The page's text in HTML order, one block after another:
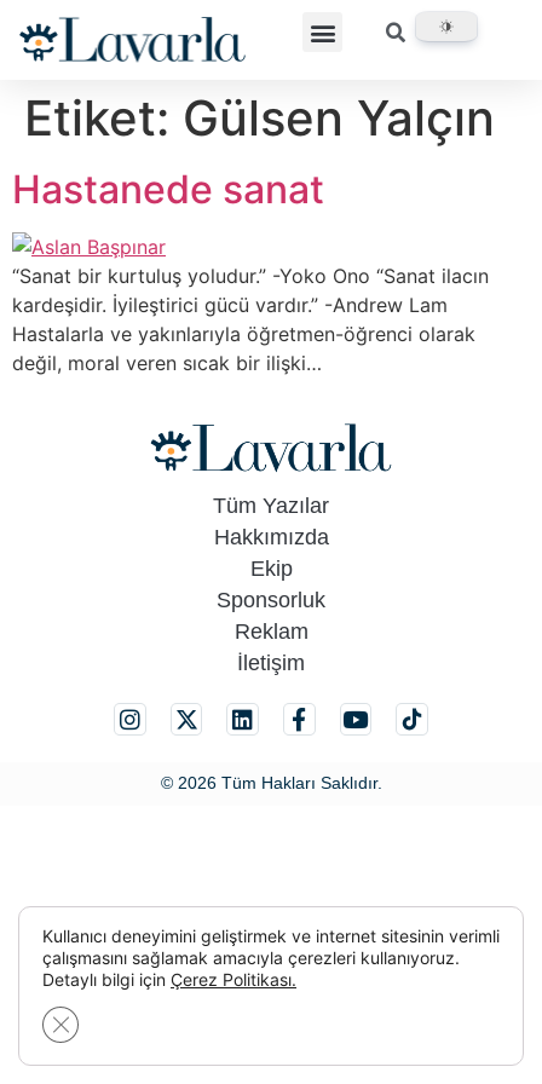
Etiket: Gülsen Yalçın
Hastanede sanat
“Sanat bir kurtuluş yoludur.” -Yoko Ono “Sanat ilacın
kardeşidir. İyileştirici gücü vardır.” -Andrew Lam
Hastalarla ve yakınlarıyla öğretmen-öğrenci olarak
değil, moral veren sıcak bir ilişki…
Tüm Yazılar
Hakkımızda
Ekip
Sponsorluk
Reklam
İletişim
© 2026 Tüm Hakları Saklıdır.
Kullanıcı deneyimini geliştirmek ve internet sitesinin verimli
çalışmasını sağlamak amacıyla çerezleri kullanıyoruz.
Detaylı bilgi için Çerez Politikası.
GDPR çerez şeridini kapat